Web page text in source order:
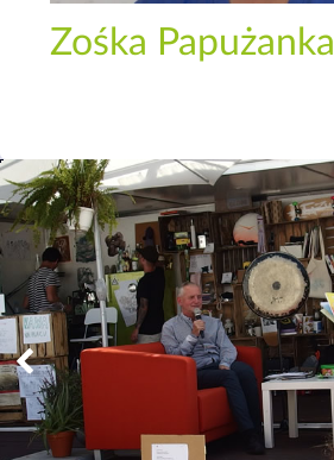
Zośka Papużanka